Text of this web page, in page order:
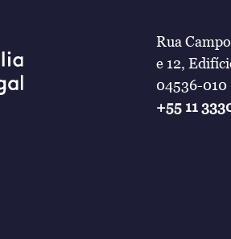
Rua
e 12,
04536-010
+55 11